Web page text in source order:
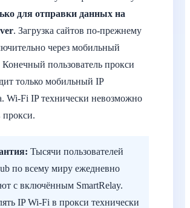
для отправки данных на
. Загрузка сайтов по-прежнему
через мобильный
Конечный пользователь прокси
только мобильный IP
Wi-Fi IP технически невозможно
прокси.
Тысячи пользователей
по всему миру ежедневно
с включённым SmartRelay.
IP Wi-Fi в прокси технически